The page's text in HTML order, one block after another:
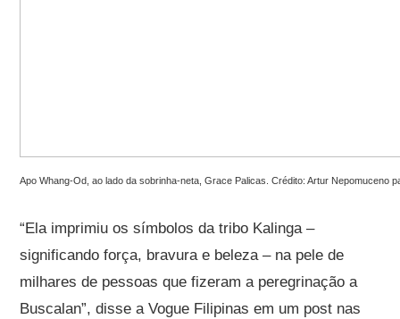
Apo Whang-Od, ao lado da sobrinha-neta, Grace Palicas. Crédito: Artur Nepomuceno
“Ela imprimiu os símbolos da tribo Kalinga –
significando força, bravura e beleza – na pele de
milhares de pessoas que fizeram a peregrinação a
Buscalan”, disse a Vogue Filipinas em um post nas